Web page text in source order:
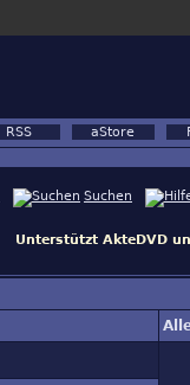
RSS aStore
Suchen
Unterstützt AkteDVD